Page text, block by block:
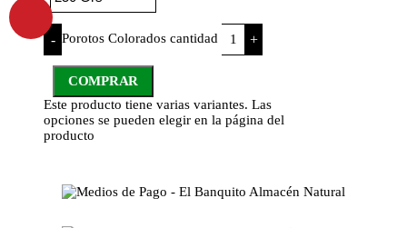
- Porotos Colorados cantidad +
COMPRAR
Este producto tiene varias variantes. Las
opciones se pueden elegir en la página del
producto